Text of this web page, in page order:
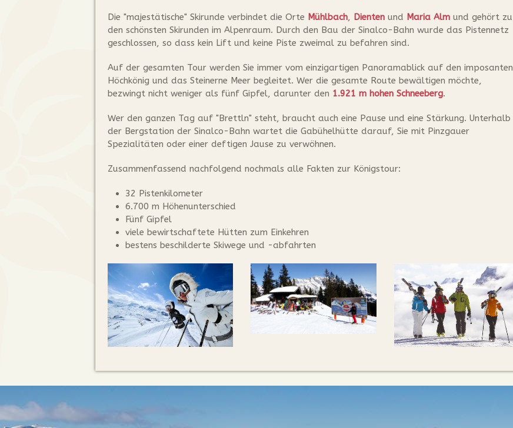
Die "majestätische" Skirunde verbindet die Orte Mühlbach, Dienten und Maria Alm und gehört zu
den schönsten Skirunden im Alpenraum. Durch den Bau der Sinalco-Bahn wurde das Pistennetz
geschlossen, so dass kein Lift und keine Piste zweimal zu befahren sind.
Auf der gesamten Tour werden Sie immer vom einzigartigen Panoramablick auf den imposanten
Höchkönig und das Steinerne Meer begleitet. Wer die gesamte Route bewältigen möchte,
bezwingt nicht weniger als fünf Gipfel, darunter den 1.921 m hohen Schneeberg.
Wer den ganzen Tag auf "Brettln" steht, braucht auch eine Pause und eine Stärkung. Unterhalb
der Bergstation der Sinalco-Bahn wartet die Gabühelhütte darauf, Sie mit Pinzgauer
Spezialitäten oder einer deftigen Jause zu verwöhnen.
Zusammenfassend nachfolgend nochmals alle Fakten zur Königstour:
32 Pistenkilometer
6.700 m Höhenunterschied
Fünf Gipfel
viele bewirtschaftete Hütten zum Einkehren
bestens beschilderte Skiwege und -abfahrten
Gabühelhütte - Dienten am Hockkönig